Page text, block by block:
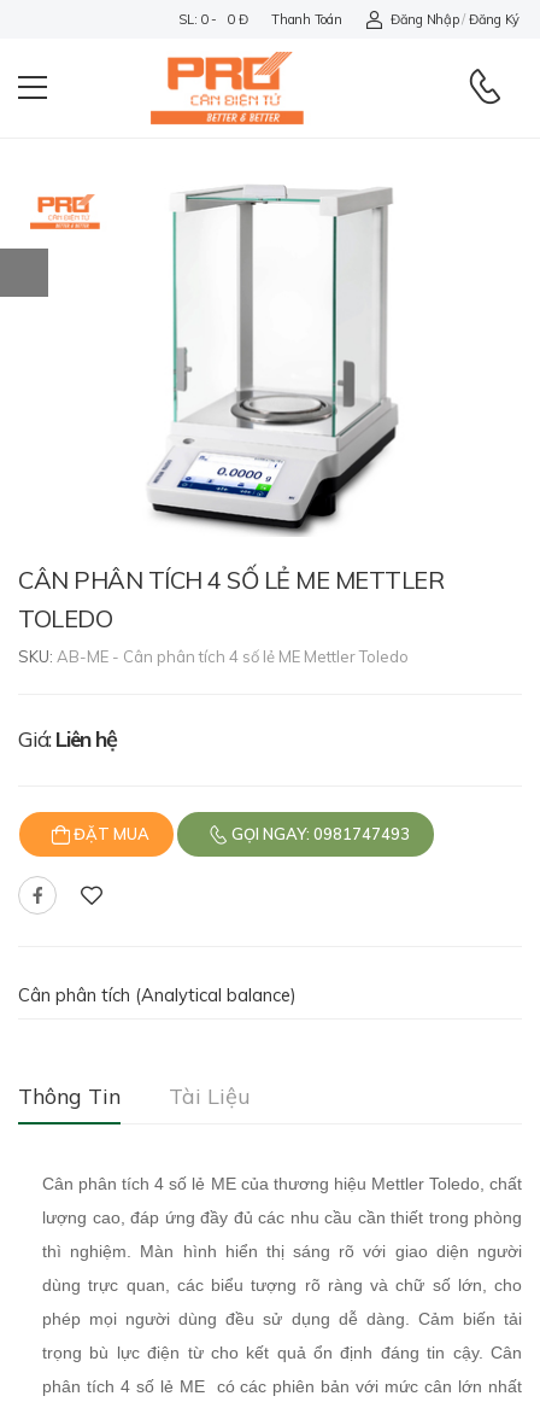
SL: 0 - 0 Đ Thanh Toán Đăng Nhập / Đăng Ký
CÂN PHÂN TÍCH 4 SỐ LẺ ME METTLER
TOLEDO
SKU: AB-ME - Cân phân tích 4 số lẻ ME Mettler Toledo
Giá:Liên hệ
ĐẶT MUA GỌI NGAY: 0981747493
Cân phân tích (Analytical balance)
Thông Tin Tài Liệu
Cân phân tích 4 số lẻ ME của thương hiệu Mettler Toledo, chất
lượng cao, đáp ứng đầy đủ các nhu cầu cần thiết trong phòng
thì nghiệm. Màn hình hiển thị sáng rõ với giao diện người
dùng trực quan, các biểu tượng rõ ràng và chữ số lớn, cho
phép mọi người dùng đều sử dụng dễ dàng. Cảm biến tải
trọng bù lực điện từ cho kết quả ổn định đáng tin cậy. Cân
phân tích 4 số lẻ ME có các phiên bản với mức cân lớn nhất